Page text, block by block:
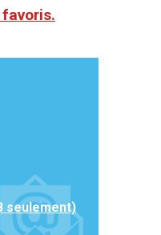
seulement)